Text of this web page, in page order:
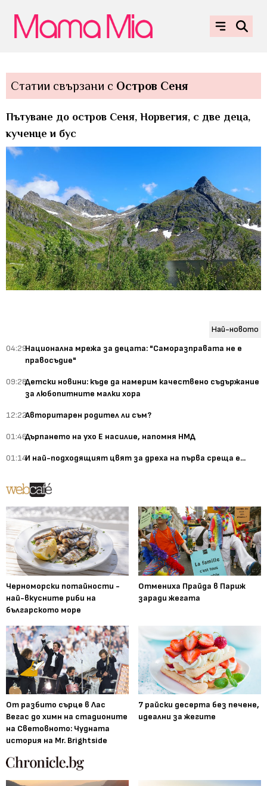
Статии свързани с Остров Сеня
Пътуване до остров Сеня, Норвегия, с две деца,
кученце и бус
Най-новото
04:29Национална мрежа за децата: "Саморазправата не е
правосъдие"
09:28Детски новини: къде да намерим качествено съдържание
за любопитните малки хора
12:22Авторитарен родител ли съм?
01:46Дърпането на ухо Е насилие, напомня НМД
01:14И най-подходящият цвят за дреха на първа среща е...
Черноморски потайности -
най-вкусните риби на
българското море
Отмениха Прайда в Париж
заради жегата
От разбито сърце в Лас
Вегас до химн на стадионите
на Световното: Чудната
история на Mr. Brightside
7 райски десерта без печене,
идеални за жегите